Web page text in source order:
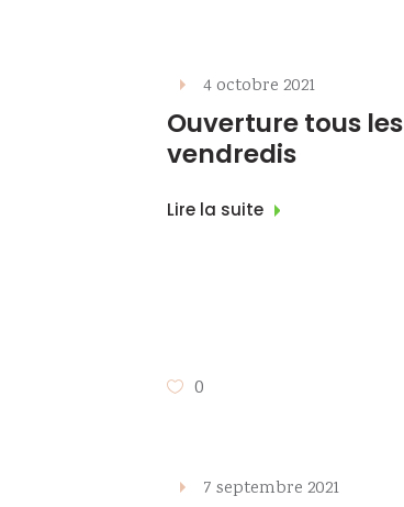
4 octobre 2021
Ouverture tous les
vendredis
Lire la suite
0
7 septembre 2021